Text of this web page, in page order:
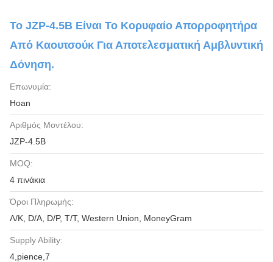
Το JZP-4.5B Είναι Το Κορυφαίο Απορροφητήρα
Από Καουτσούκ Για Αποτελεσματική Αμβλυντική
Δόνηση.
Επωνυμία:
Hoan
Αριθμός Μοντέλου:
JZP-4.5B
MOQ:
4 πινάκια
Όροι Πληρωμής:
Λ/Κ, D/A, D/P, T/T, Western Union, MoneyGram
Supply Ability:
4,pience,7